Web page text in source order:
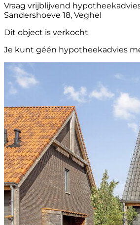
Vraag vrijblijvend
Sandershoeve 18, Veghel
Dit object is verkocht
Je kunt géén hypotheekadvies